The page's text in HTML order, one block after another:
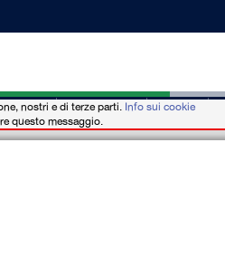
Hotel - b&b Mobile
nostri e di terze parti. Info sui cookie
questo messaggio.